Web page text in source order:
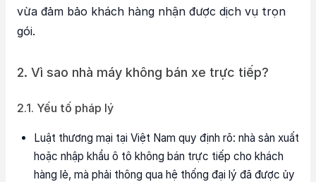
vừa đảm bảo khách hàng nhận được dịch vụ trọn
gói.
2. Vì sao nhà máy không bán xe trực tiếp?
2.1. Yếu tố pháp lý
Luật thương mại tại Việt Nam quy định rõ: nhà sản xuất
hoặc nhập khẩu ô tô không bán trực tiếp cho khách
hàng lẻ, mà phải thông qua hệ thống đại lý đã được ủy